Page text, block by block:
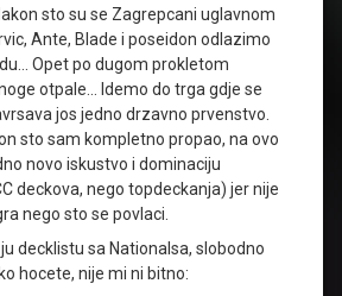
sto su se Zagrepcani uglavnom
Ante, Blade i poseidon odlazimo
Opet po dugom prokletom
otpale… Idemo do trga gdje se
jos jedno drzavno prvenstvo.
sto sam kompletno propao, na ovo
novo iskustvo i dominaciju
deckova, nego topdeckanja) jer nije
nego sto se povlaci.
decklistu sa Nationalsa, slobodno
hocete, nije mi ni bitno: